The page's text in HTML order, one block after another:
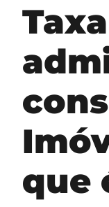
que